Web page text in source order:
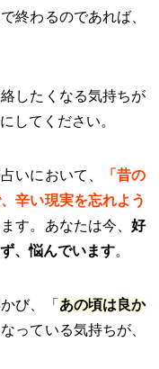
終わるのであれば、
したくなる気持ちが
してください。
いにおいて、
「昔の
辛い現実を忘れよう
す。あなたは今、好
、悩んでいます。
び、「 あの頃は良か
っている気持ちが、